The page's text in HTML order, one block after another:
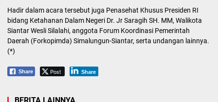
Hadir dalam acara tersebut juga Penasehat Khusus Presiden RI
bidang Ketahanan Dalam Negeri Dr. Jr Saragih SH. MM, Walikota
Siantar Wesli Silalahi, anggota Forum Koordinasi Pemerintah
Daerah (Forkopimda) Simalungun-Siantar, serta undangan lainnya.
(*)
Share Post Share